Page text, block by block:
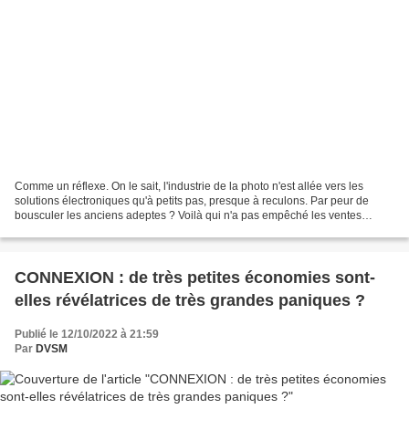
Comme un réflexe. On le sait, l'industrie de la photo n'est allée vers les
solutions électroniques qu'à petits pas, presque à reculons. Par peur de
bousculer les anciens adeptes ? Voilà qui n'a pas empêché les ventes
CONNEXION : de très petites économies sont-
elles révélatrices de très grandes paniques ?
Publié le 12/10/2022 à 21:59
Par DVSM